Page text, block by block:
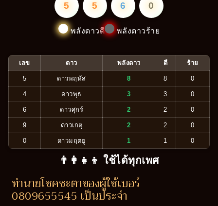
5 5 6 0
พลังดาวดี พลังดาวร้าย
เลข ดาว พลังดาว ดี ร้าย
5 ดาวพฤหัส 8 8 0
4 ดาวพุธ 3 3 0
6 ดาวศุกร์ 2 2 0
9 ดาวเกตุ 2 2 0
0 ดาวมฤตยู 1 1 0
👨‍👩‍👧‍👦 ใช้ได้ทุกเพศ
ทำนายโชคชะตาของผู้ใช้เบอร์
0809655545 เป็นประจำ